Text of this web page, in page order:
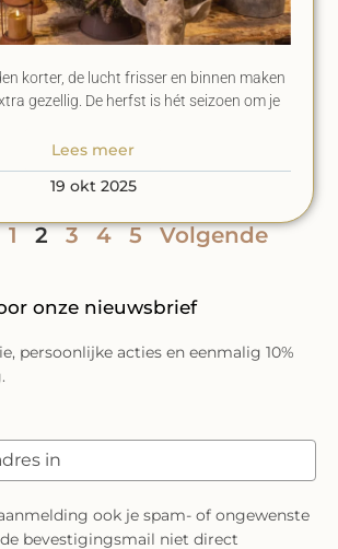
korter, de lucht frisser en binnen maken
gezellig. De herfst is hét seizoen om je
Lees meer
19 okt 2025
1 2 3 4 5 Volgende
onze nieuwsbrief
persoonlijke acties en eenmalig 10%
ook je spam- of ongewenste
bevestigingsmail niet direct